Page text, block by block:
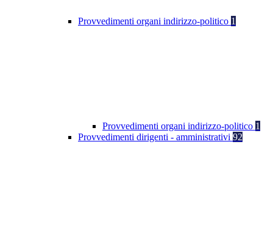
Provvedimenti organi indirizzo-politico 1
Provvedimenti organi indirizzo-politico 1
Provvedimenti dirigenti - amministrativi 92